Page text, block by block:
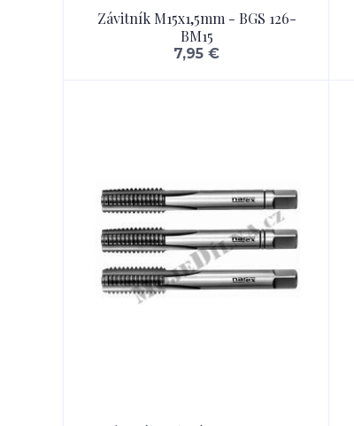
Závitník M15x1,5mm - BGS 126-
BM15
7,95 €